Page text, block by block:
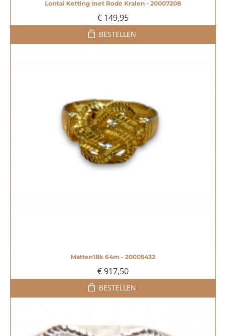
Lontai Ketting met Rode Kralen - 20007208
€ 149,95
BESTELLEN
Matten18k 64m - 20005432
€ 917,50
BESTELLEN